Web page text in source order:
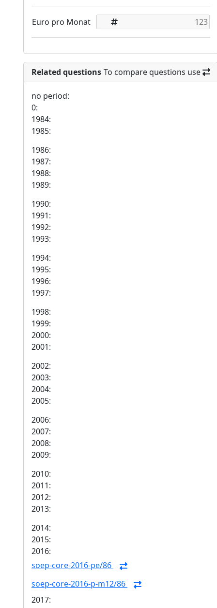
Euro pro Monat
Related questions To compare questions use
no period:
0:
1984:
1985:
1986:
1987:
1988:
1989:
1990:
1991:
1992:
1993:
1994:
1995:
1996:
1997:
1998:
1999:
2000:
2001:
2002:
2003:
2004:
2005:
2006:
2007:
2008:
2009:
2010:
2011:
2012:
2013:
2014:
2015:
2016:
soep-core-2016-pe/86
soep-core-2016-p-m12/86
2017: